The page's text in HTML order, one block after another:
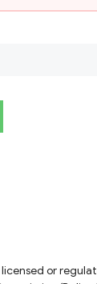
licensed or